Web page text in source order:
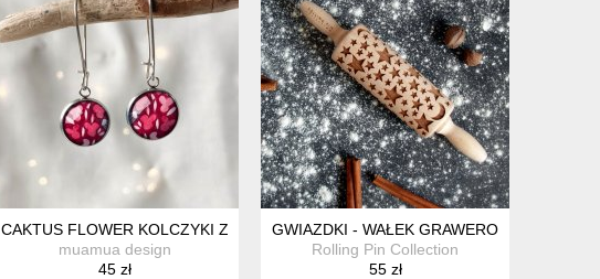
CAKTUS FLOWER KOLCZYKI Z KWIATKAMI
muamua design
45 zł
GWIAZDKI - WAŁEK GRAWEROWANY, MAŁY
Rolling Pin Collection
55 zł